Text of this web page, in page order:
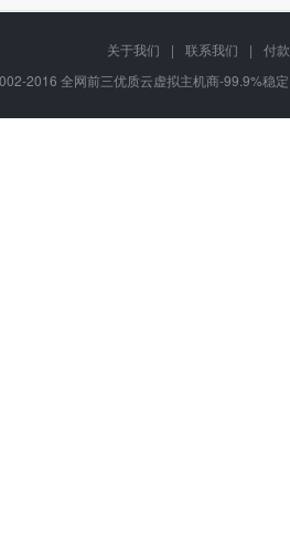
关于我们 | 联系我们 |
付
2016 全网前三优质云虚拟主机商-99.9%稳